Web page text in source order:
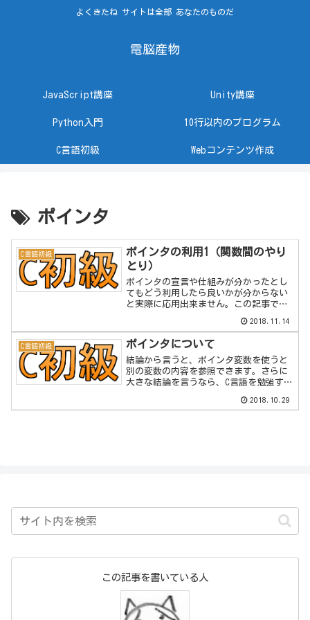
よくきたね サイトは全部 あなたのものだ
電脳産物
JavaScript講座 Unity講座
Python入門 10行以内のプログラム
C言語初級 Webコンテンツ作成
ポインタ
C言語初級
ポインタの利用1（関数間のやり
とり）
ポインタの宣言や仕組みが分かったとし
てもどう利用したら良いかが分からない
と実際に応用出来ません。この記事で
す。ポインタの基本については、以下の
記事を参考にしてくださ...
2018.11.14
C言語初級 ポインタについて
結論から言うと、ポインタ変数を使うと
別の変数の内容を参照できます。さらに
大きな結論を言うなら、C言語を勉強する
2018.10.29
この記事を書いている人